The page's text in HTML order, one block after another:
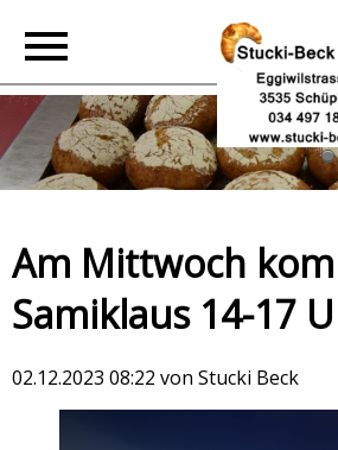
Am Mittwoch
Samiklaus 14-17
02.12.2023 08:22 von Stucki Beck